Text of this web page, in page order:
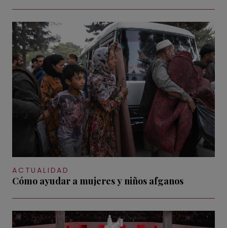
ACTUALIDAD
Cómo ayudar a mujeres y niños afganos